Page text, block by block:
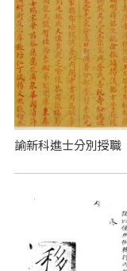
諭新科進士分別授職